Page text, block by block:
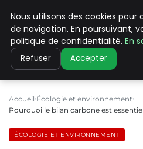
CLIMATE C
Accueil Écologie et environnement
Pourquoi le bilan carbone est
ÉCOLOGIE ET ENVIRONNEMENT
Nous utilisons des cookies
de navigation. En poursuivant,
politique de confidentialité. En
Refuser Accepter